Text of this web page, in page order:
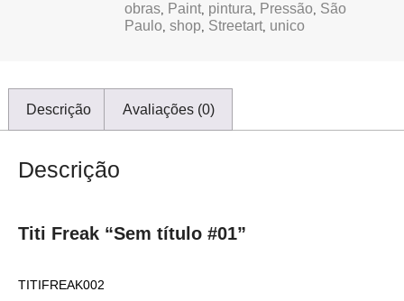
obras, Paint, pintura, Pressão, São
Paulo, shop, Streetart, unico
Descrição Avaliações (0)
Descrição
Titi Freak “Sem título #01”
TITIFREAK002